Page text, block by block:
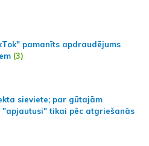
pamanīts apdraudējums
(3)
sieviete; par gūtajām
"apjautusi" tikai pēc atgriešanās